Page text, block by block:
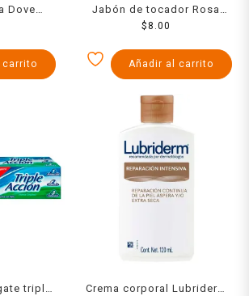
Dove
90 g
carrito
Jabón de tocador Rosa
Venus blanco 100 g
$ 8.00
Añadir al carrito
triple
Crema corporal Lubriderm